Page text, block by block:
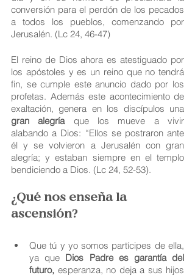
conversión para el perdón de los pecados
a todos los pueblos, comenzando por
Jerusalén. (Lc 24, 46-47)
El reino de Dios ahora es atestiguado por
los apóstoles y es un reino que no tendrá
fin, se cumple este anuncio dado por los
profetas. Además este acontecimiento de
gran alegría que los mueve a vivir
alabando a Dios: “Ellos se postraron ante
él y se volvieron a Jerusalén con gran
alegría; y estaban siempre en el templo
bendiciendo a Dios. (Lc 24, 52-53).
¿Qué nos enseña la
ascensión?
Que tú y yo somos partícipes de ella,
ya que Dios Padre es garantía del
futuro, esperanza, no deja a sus hijos